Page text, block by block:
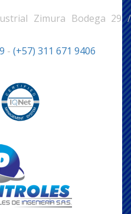
Zimura Bodega 29 /
- (+57) 311 671 9406